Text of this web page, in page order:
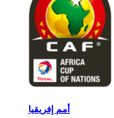
أمم إفريقيا